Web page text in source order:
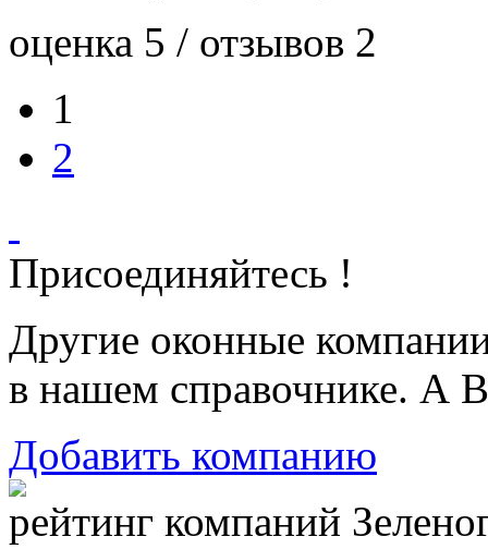
оценка 5 / отзывов 2
1
2
Присоединяйтесь !
Другие оконные
в нашем справочнике. А
Добавить компанию
рейтинг компаний